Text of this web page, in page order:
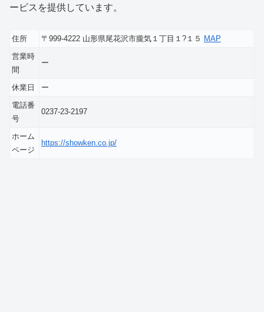
ービスを提供しています。
住所 〒999-4222 山形県尾花沢市朧気１丁目１?１５ MAP
営業時
間
ー
休業日
ー
電話番
号
0237-23-2197
ホーム
ページ
https://showken.co.jp/